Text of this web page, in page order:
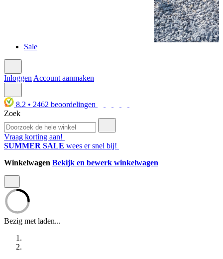
Sale
InloggenAccount aanmaken
8.2 • 2462 beoordelingen
Zoek
Vraag korting aan!
SUMMER SALE wees er snel bij!
Winkelwagen Bekijk en bewerk winkelwagen
Bezig met laden...